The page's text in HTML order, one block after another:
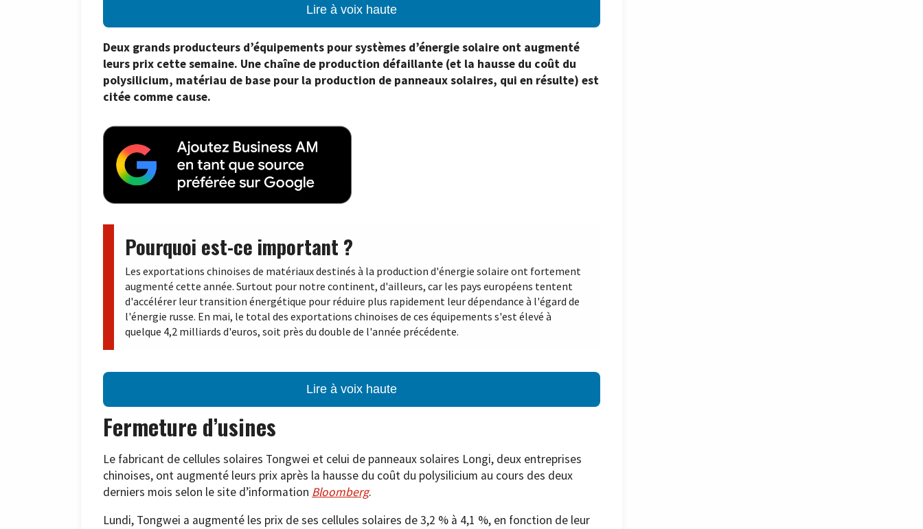
Lire à voix haute
Deux grands producteurs d’équipements pour systèmes d’énergie solaire ont augmenté
leurs prix cette semaine. Une chaîne de production défaillante (et la hausse du coût du
polysilicium, matériau de base pour la production de panneaux solaires, qui en résulte) est
citée comme cause.
Pourquoi est-ce important ?
Les exportations chinoises de matériaux destinés à la production d'énergie solaire ont fortement
augmenté cette année. Surtout pour notre continent, d'ailleurs, car les pays européens tentent
d'accélérer leur transition énergétique pour réduire plus rapidement leur dépendance à l'égard de
l'énergie russe. En mai, le total des exportations chinoises de ces équipements s'est élevé à
quelque 4,2 milliards d'euros, soit près du double de l'année précédente.
Lire à voix haute
Fermeture d’usines
Le fabricant de cellules solaires Tongwei et celui de panneaux solaires Longi, deux entreprises
chinoises, ont augmenté leurs prix après la hausse du coût du polysilicium au cours des deux
derniers mois selon le site d’information Bloomberg.
Lundi, Tongwei a augmenté les prix de ses cellules solaires de 3,2 % à 4,1 %, en fonction de leur